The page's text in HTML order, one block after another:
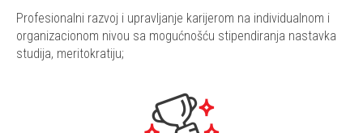
Profesionalni razvoj i upravljanje karijerom na individualnom i
organizacionom nivou sa mogućnošću stipendiranja nastavka
studija, meritokratiju;